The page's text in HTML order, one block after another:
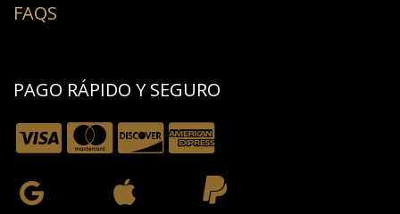
FAQS
PAGO RÁPIDO Y SEGURO